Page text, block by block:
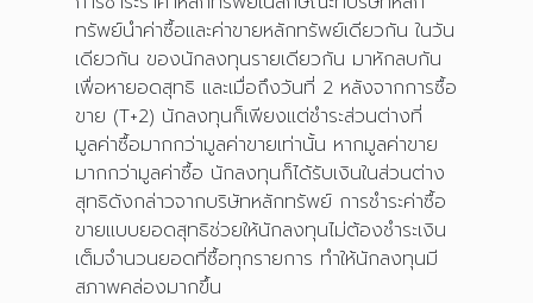
ทรัพย์นำค่าซื้อและค่าขายหลักทรัพย์เดียวกัน ในวัน
เดียวกัน ของนักลงทุนรายเดียวกัน มาหักลบกัน
เพื่อหายอดสุทธิ และเมื่อถึงวันที่ 2 หลังจากการซื้อ
ขาย (T+2) นักลงทุนก็เพียงแต่ชำระส่วนต่างที่
มูลค่าซื้อมากกว่ามูลค่าขายเท่านั้น หากมูลค่าขาย
มากกว่ามูลค่าซื้อ นักลงทุนก็ได้รับเงินในส่วนต่าง
สุทธิดังกล่าวจากบริษัทหลักทรัพย์ การชำระค่าซื้อ
ขายแบบยอดสุทธิช่วยให้นักลงทุนไม่ต้องชำระเงิน
เต็มจำนวนยอดที่ซื้อทุกรายการ ทำให้นักลงทุนมี
สภาพคล่องมากขึ้น